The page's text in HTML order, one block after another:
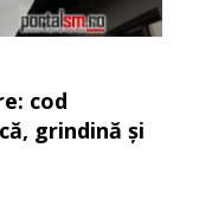
cod
grindină și